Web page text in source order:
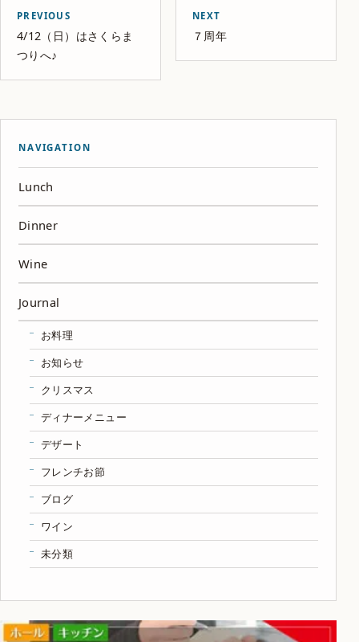
PREVIOUS
4/12（日）はさくらま
つりへ♪
NEXT
７周年
NAVIGATION
Lunch
Dinner
Wine
Journal
お料理
お知らせ
クリスマス
ディナーメニュー
デザート
フレンチお節
ブログ
ワイン
未分類